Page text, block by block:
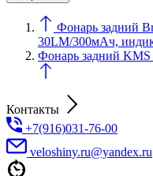
Фонарь задний
30LM/300мАч,
Фонарь задний KMS
Контакты
+7(916)031-76-00
veloshiny.ru@yandex.ru